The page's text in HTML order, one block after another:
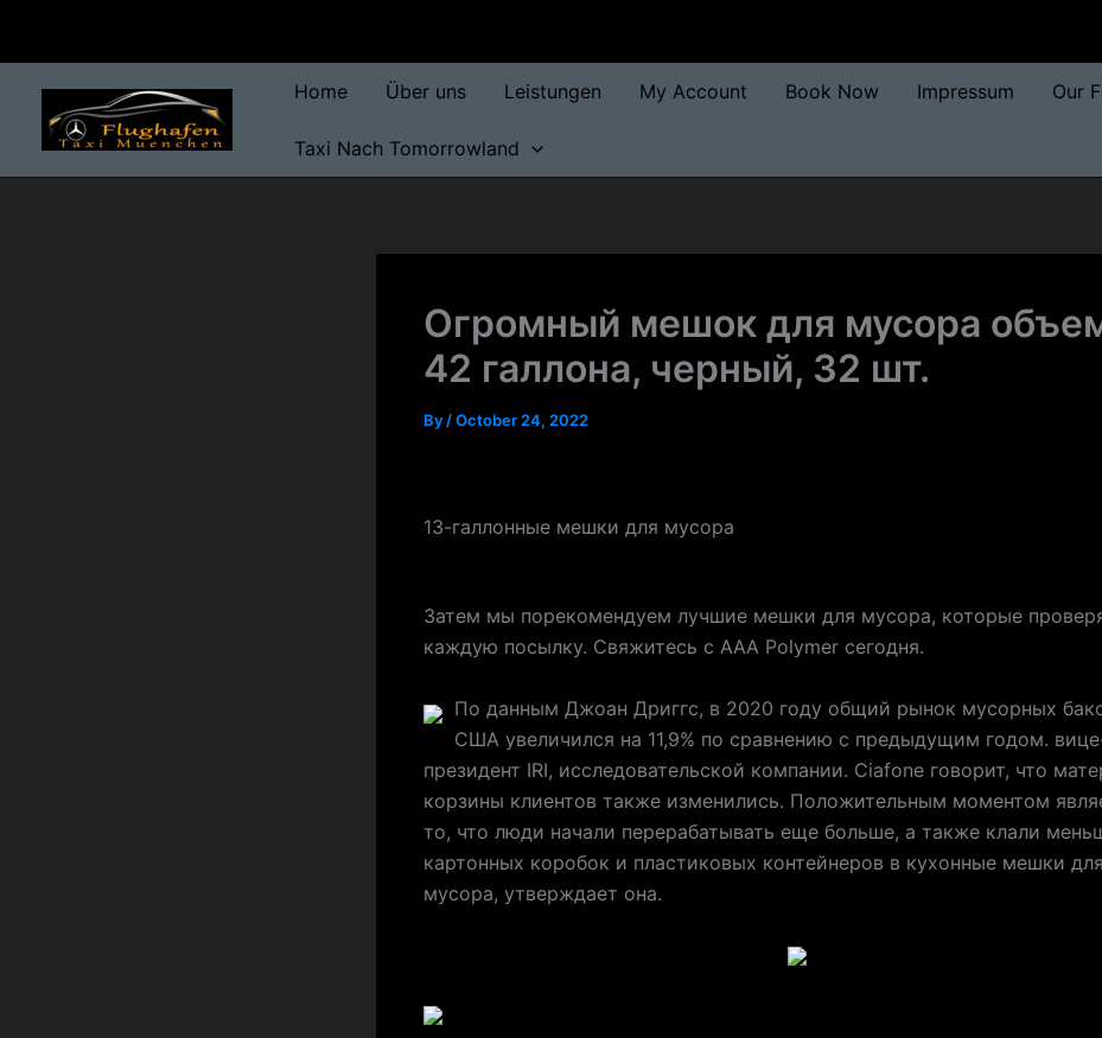
Home Über uns Leistungen My Account Book Now Impressum Our
Taxi Nach Tomorrowland
Огромный мешок для мусора
42 галлона, черный, 32 шт.
By /October 24, 2022
13-галлонные мешки для мусора
Затем мы порекомендуем лучшие мешки для мусора, которые
каждую посылку. Свяжитесь с AAA Polymer сегодня.
По данным Джоан Дриггс, в 2020 году общий рынок мусорных
США увеличился на 11,9% по сравнению с предыдущим годом.
президент IRI, исследовательской компании. Ciafone говорит, что
корзины клиентов также изменились. Положительным моментом
то, что люди начали перерабатывать еще больше, а также клали
картонных коробок и пластиковых контейнеров в кухонные мешки для
мусора, утверждает она.